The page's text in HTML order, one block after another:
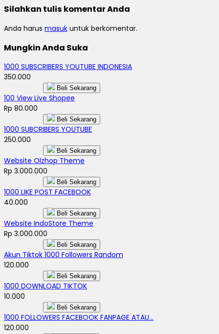
Silahkan tulis komentar Anda
Anda harus masuk untuk berkomentar.
Mungkin Anda Suka
1000 SUBSCRIBERS YOUTUBE INDONESIA
350.000
Beli Sekarang
100 View Live Shopee
Rp 80.000
Beli Sekarang
1000 SUBCRIBERS YOUTUBE
250.000
Beli Sekarang
Website Olzhop Theme
Rp 3.000.000
Beli Sekarang
1000 LIKE POST FACEBOOK
40.000
Beli Sekarang
Website IndoStore Theme
Rp 3.000.000
Beli Sekarang
Akun Tiktok 1000 Followers Random
120.000
Beli Sekarang
1000 DOWNLOAD TIKTOK
10.000
Beli Sekarang
1000 FOLLOWERS FACEBOOK FANPAGE ATAU...
120.000